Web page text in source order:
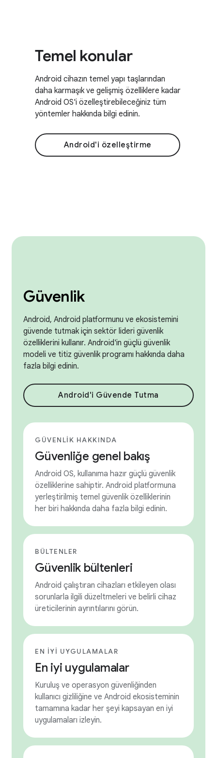
Temel konular
Android cihazın temel yapı taşlarından
daha karmaşık ve gelişmiş özelliklere kadar
Android OS'i özelleştirebileceğiniz tüm
yöntemler hakkında bilgi edinin.
Android'i özelleştirme
Güvenlik
Android, Android platformunu ve ekosistemini
güvende tutmak için sektör lideri güvenlik
özelliklerini kullanır. Android'in güçlü güvenlik
modeli ve titiz güvenlik programı hakkında daha
fazla bilgi edinin.
Android'i Güvende Tutma
GÜVENLIK HAKKINDA
Güvenliğe genel bakış
Android OS, kullanıma hazır güçlü güvenlik
özelliklerine sahiptir. Android platformuna
yerleştirilmiş temel güvenlik özelliklerinin
her biri hakkında daha fazla bilgi edinin.
BÜLTENLER
Güvenlik bültenleri
Android çalıştıran cihazları etkileyen olası
sorunlarla ilgili düzeltmeleri ve belirli cihaz
üreticilerinin ayrıntılarını görün.
EN IYI UYGULAMALAR
En iyi uygulamalar
Kuruluş ve operasyon güvenliğinden
kullanıcı gizliliğine ve Android ekosisteminin
tamamına kadar her şeyi kapsayan en iyi
uygulamaları izleyin.